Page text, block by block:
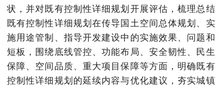
状，并对既有控制性详细规划开展评估，梳理总结
既有控制性详细规划在传导国土空间总体规划、实
施用途管制、指导开发建设中的实施效果、问题和
短板，围绕底线管控、功能布局、安全韧性、民生
保障、空间品质、重大项目保障等方面，明确既有
控制性详细规划的延续内容与优化建议，夯实城镇